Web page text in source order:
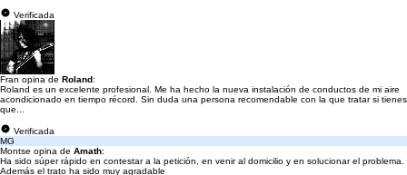
Verificada
Fran opina de Roland:
Roland es un excelente profesional. Me ha hecho la nueva instalación de conductos de mi aire
acondicionado en tiempo récord. Sin duda una persona recomendable con la que tratar si tienes
que...
Verificada
MG
Montse opina de Amath:
Ha sido súper rápido en contestar a la petición, en venir al domicilio y en solucionar el problema.
Además el trato ha sido muy agradable